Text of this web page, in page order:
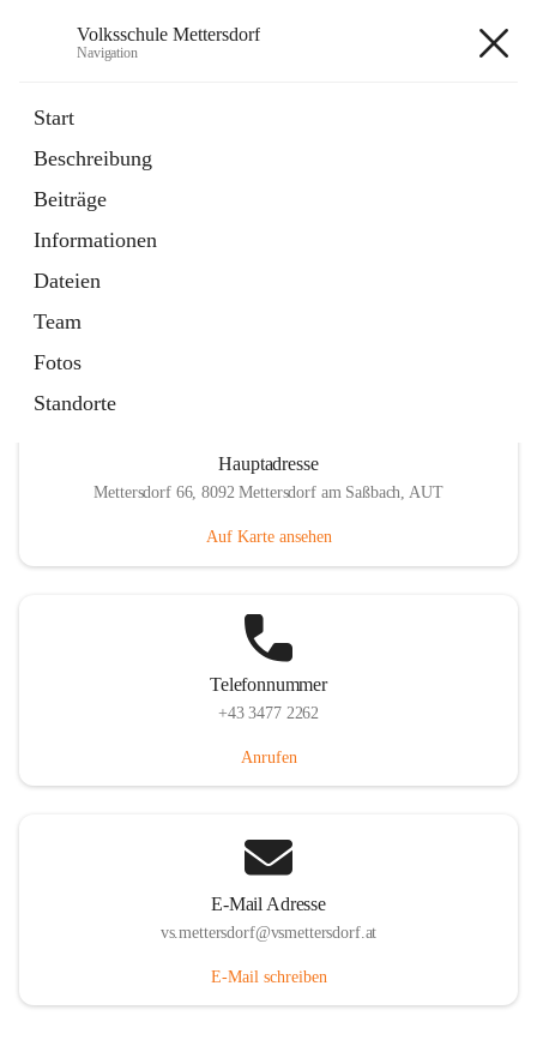
Volksschule Mettersdorf
Navigation
Start
Beschreibung
Beiträge
Informationen
Dateien
Team
Fotos
Standorte
Externe Webseite
in
Tab
Termine
Artikel
öffnet
in
neuem
Tab
Hauptadresse
Mettersdorf 66, 8092 Mettersdorf am Saßbach, AUT
Auf Karte ansehen
Telefonnummer
+43 3477 2262
Anrufen
E-Mail Adresse
vs.mettersdorf@vsmettersdorf.at
E-Mail schreiben